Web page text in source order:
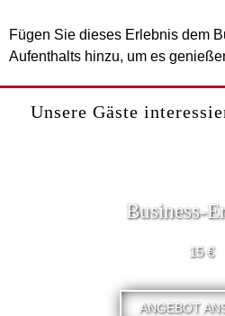
Fügen Sie dieses Erlebnis dem
Aufenthalts hinzu, um es
Unsere Gäste
Business-
15 €
ANGEBOT